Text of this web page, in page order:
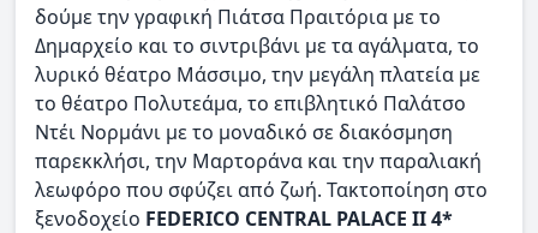
δούμε την γραφική Πιάτσα Πραιτόρια με το
Δημαρχείο και το σιντριβάνι με τα αγάλματα, το
λυρικό θέατρο Μάσσιμο, την μεγάλη πλατεία με
το θέατρο Πολυτεάμα, το επιβλητικό Παλάτσο
Ντέι Νορμάνι με το μοναδικό σε διακόσμηση
παρεκκλήσι, την Μαρτοράνα και την παραλιακή
λεωφόρο που σφύζει από ζωή. Τακτοποίηση στο
ξενοδοχείο FEDERICO CENTRAL PALACE II4*